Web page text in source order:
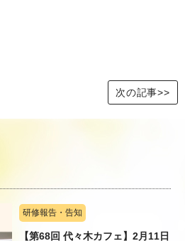
次の記事>>
研修報告・告知
【第68回 代々木カフェ】2月11日